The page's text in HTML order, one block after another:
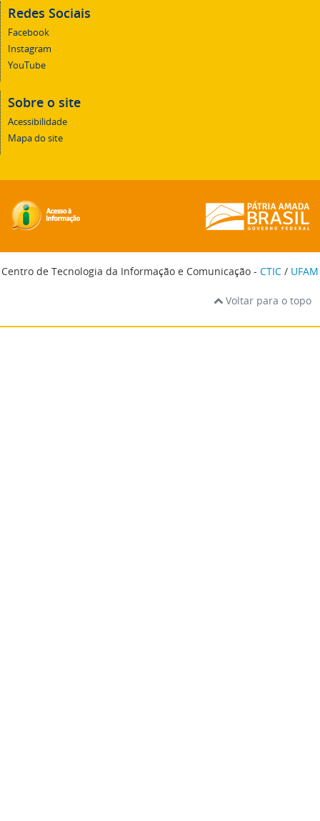
Redes Sociais
Facebook
Instagram
YouTube
Sobre o site
Acessibilidade
Mapa do site
Centro de Tecnologia da Informação e Comunicação - CTIC / UFAM
Voltar para o topo